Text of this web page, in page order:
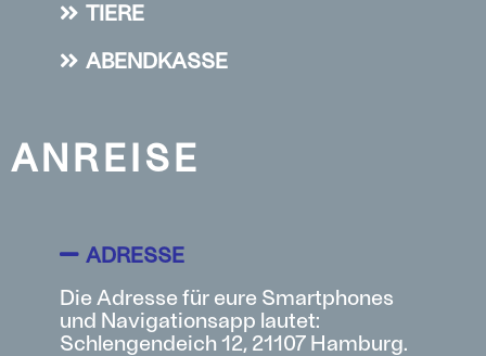
TIERE
ABENDKASSE
ANREISE
ADRESSE
Die Adresse für eure Smartphones
und Navigationsapp lautet:
Schlengendeich 12, 21107 Hamburg.